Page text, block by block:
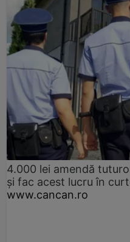
4.000 lei amendă
și fac acest lucru în
www.cancan.ro